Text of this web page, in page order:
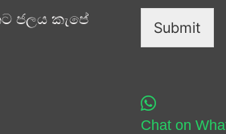
ජලය කැපේ
Submit
Chat on